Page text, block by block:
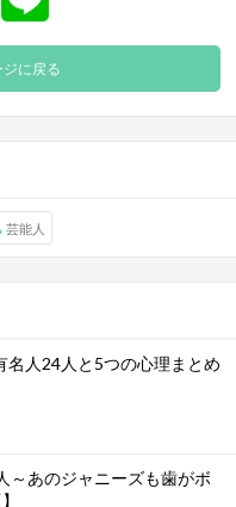
に戻る
芸能人
名人24人と5つの心理まとめ
～あのジャニーズも歯がボ